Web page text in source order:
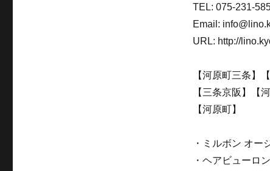
TEL: 075-231-
Email:
URL: http://
【河原町三条】
【三条京阪】【
【河原町】
・ミルボン オー
・ヘアビューロ